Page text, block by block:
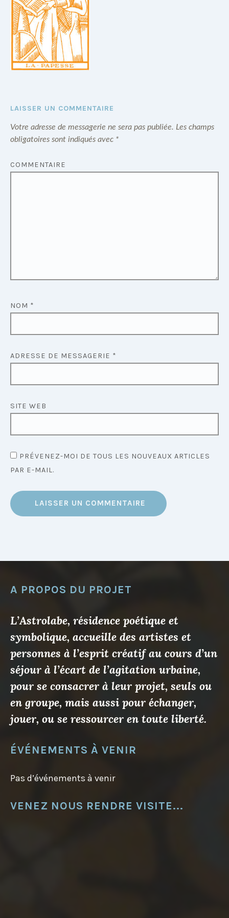
LAISSER UN COMMENTAIRE
Votre adresse de messagerie ne sera pas publiée. Les champs
obligatoires sont indiqués avec *
COMMENTAIRE
NOM *
ADRESSE DE MESSAGERIE *
SITE WEB
PRÉVENEZ-MOI DE TOUS LES NOUVEAUX ARTICLES
PAR E-MAIL.
A PROPOS DU PROJET
L’Astrolabe, résidence poétique et
symbolique, accueille des artistes et
personnes à l’esprit créatif au cours d’un
séjour à l’écart de l’agitation urbaine,
pour se consacrer à leur projet, seuls ou
en groupe, mais aussi pour échanger,
jouer, ou se ressourcer en toute liberté.
ÉVÉNEMENTS À VENIR
Pas d’événements à venir
VENEZ NOUS RENDRE VISITE...